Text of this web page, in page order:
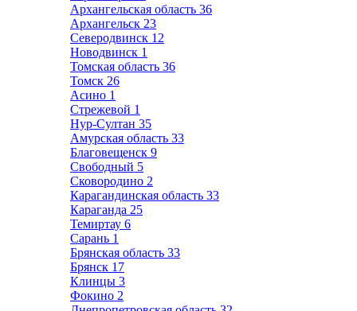
Архангельская область 36
Архангельск 23
Северодвинск 12
Новодвинск 1
Томская область 36
Томск 26
Асино 1
Стрежевой 1
Нур-Султан 35
Амурская область 33
Благовещенск 9
Свободный 5
Сковородино 2
Карагандинская область 33
Караганда 25
Темиртау 6
Сарань 1
Брянская область 33
Брянск 17
Клинцы 3
Фокино 2